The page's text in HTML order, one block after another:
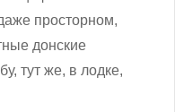
просторном,
донские
тут же, в лодке,